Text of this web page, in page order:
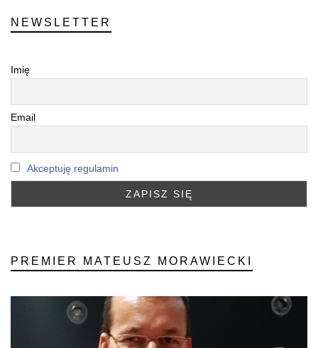
NEWSLETTER
Imię
Email
Akceptuję regulamin
PREMIER MATEUSZ MORAWIECKI